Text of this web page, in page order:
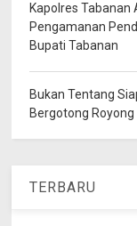
Kapolres Tabanan
Pengamanan
Bupati Tabanan
Bukan Tentang
Bergotong Royong
TERBARU